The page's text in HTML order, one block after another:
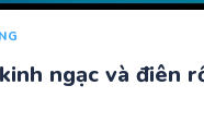
ngạc và điên